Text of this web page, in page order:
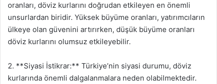
oranları, döviz kurlarını doğrudan etkileyen en önemli
unsurlardan biridir. Yüksek büyüme oranları, yatırımcıların
ülkeye olan güvenini artırırken, düşük büyüme oranları
döviz kurlarını olumsuz etkileyebilir.
2. **Siyasi İstikrar:** Türkiye’nin siyasi durumu, döviz
kurlarında önemli dalgalanmalara neden olabilmektedir.